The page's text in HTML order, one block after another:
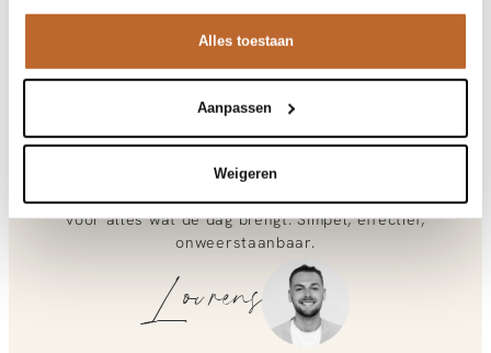
Alles toestaan
Aanpassen
Weigeren
Variantnummer
52
NAVY BLAZER
00035964
Pattern
Korte mouw
Waine, katoenen logo T-shirt
At Orangebag, you get free delivery on orders over €99. All
orders are sent with a track & trace code, so you can always
weekdays, your parcel will be dispatched today!
Questions or need help?
Do you have any questions about our products or need help
info@orangebag.com
0851 303631 (Mon–Fri: 09:00–17:00). We’re happy to help!
Shop the look
Subtiel logo, pure comfort en een pasvorm die gewoon
klopt. Combineer hem half in je lime shorts voor een
voor alles wat de dag brengt. Simpel, effectief,
onweerstaanbaar.
Lourens